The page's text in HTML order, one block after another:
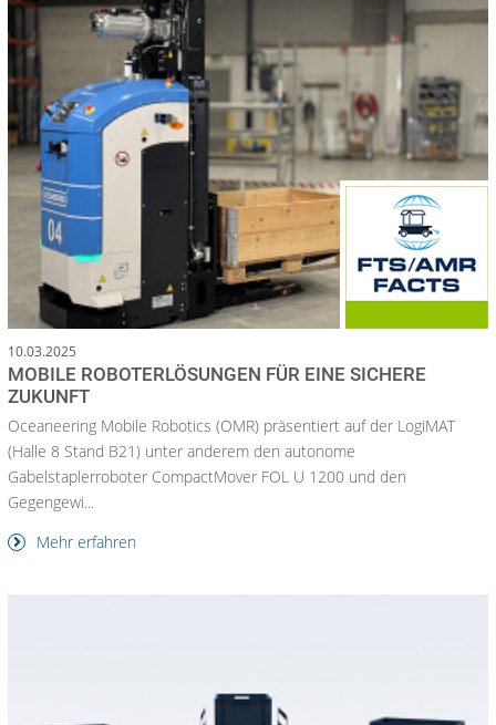
10.03.2025
MOBILE ROBOTERLÖSUNGEN FÜR EINE SICHERE
ZUKUNFT
Oceaneering Mobile Robotics (OMR) präsentiert auf der LogiMAT
(Halle 8 Stand B21) unter anderem den autonome
Gabelstaplerroboter CompactMover FOL U 1200 und den
Gegengewi...
Mehr erfahren